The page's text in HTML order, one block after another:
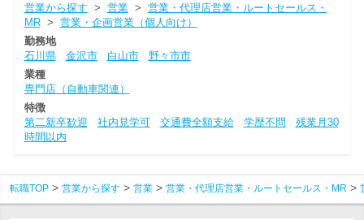
営業から探す > 営業> 営業・代理店営業・ルートセールス・
MR> 営業・企画営業（個人向け）
勤務地
石川県
金沢市 白山市
野々市市
業種
専門店（自動車関連）
特徴
第二新卒歓迎
社内見学可 交通費全額支給 学歴不問
残業月30
時間以内
転職TOP 営業から探す 営業 営業・代理店営業・ルートセールス・MR